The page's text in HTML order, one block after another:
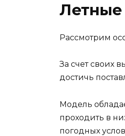
Летные
Рассмотрим
За счет своих
достичь
Модель
проходить в
погодных